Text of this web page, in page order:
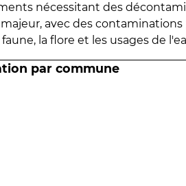
nécessitant des
avec des
la flore et les usages de
par commune